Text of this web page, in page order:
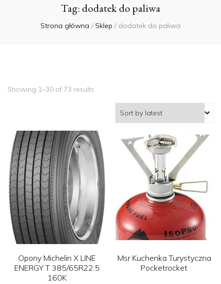
Tag: dodatek do paliwa
Strona główna / Sklep / dodatek do paliwa
Showing 1–30 of 73 results
Opony Michelin X LINE
ENERGY T 385/65R22.5
160K
Msr Kuchenka Turystyczna
Pocketrocket